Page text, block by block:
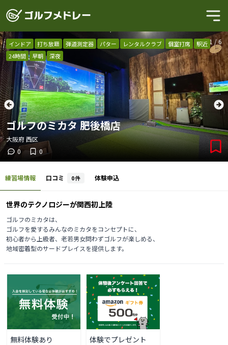
1 /6
インドア 打ち放題 弾道測定器 パター レンタルクラブ 個室打席
駅近
24時間
早朝 深夜
ゴルフのミカタ 肥後橋店
大阪府西区
0
0
練習場情報 口コミ 0件 体験申込
世界のテクノロジーが関西初上陸
ゴルフのミカタは、
ゴルフを愛するみんなのミカタをコンセプトに、
初心者から上級者、老若男女問わずゴルフが楽しめる、
地域密着型のサードプレイスを提供します。
無料体験あり 体験でプレゼント